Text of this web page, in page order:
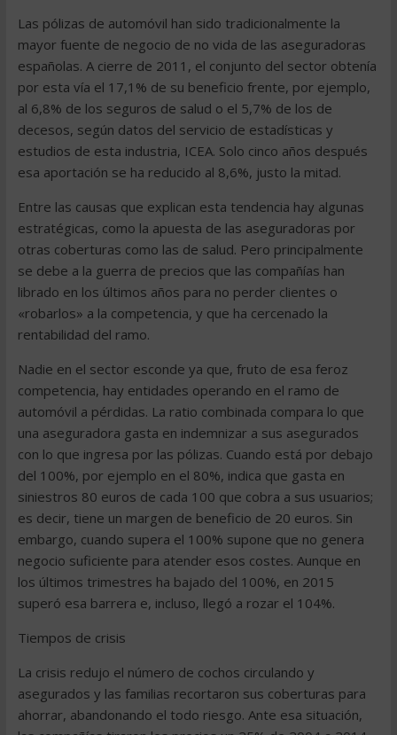
Las pólizas de automóvil han sido tradicionalmente la
mayor fuente de negocio de no vida de las aseguradoras
españolas. A cierre de 2011, el conjunto del sector obtenía
por esta vía el 17,1% de su beneficio frente, por ejemplo,
al 6,8% de los seguros de salud o el 5,7% de los de
decesos, según datos del servicio de estadísticas y
estudios de esta industria, ICEA. Solo cinco años después
esa aportación se ha reducido al 8,6%, justo la mitad.
Entre las causas que explican esta tendencia hay algunas
estratégicas, como la apuesta de las aseguradoras por
otras coberturas como las de salud. Pero principalmente
se debe a la guerra de precios que las compañías han
librado en los últimos años para no perder clientes o
«robarlos» a la competencia, y que ha cercenado la
rentabilidad del ramo.
Nadie en el sector esconde ya que, fruto de esa feroz
competencia, hay entidades operando en el ramo de
automóvil a pérdidas. La ratio combinada compara lo que
una aseguradora gasta en indemnizar a sus asegurados
con lo que ingresa por las pólizas. Cuando está por debajo
del 100%, por ejemplo en el 80%, indica que gasta en
siniestros 80 euros de cada 100 que cobra a sus usuarios;
es decir, tiene un margen de beneficio de 20 euros. Sin
embargo, cuando supera el 100% supone que no genera
negocio suficiente para atender esos costes. Aunque en
los últimos trimestres ha bajado del 100%, en 2015
superó esa barrera e, incluso, llegó a rozar el 104%.
Tiempos de crisis
La crisis redujo el número de cochos circulando y
asegurados y las familias recortaron sus coberturas para
ahorrar, abandonando el todo riesgo. Ante esa situación,